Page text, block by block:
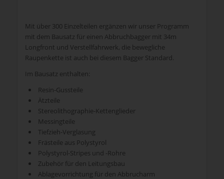
Mit über 300 Einzelteilen ergänzen wir unser Programm
mit dem Bausatz für einen Abbruchbagger mit 34m
Longfront und Verstellfahrwerk, die bewegliche
Raupenkette ist auch bei diesem Bagger Standard.
Im Bausatz enthalten:
Resin-Gussteile
Ätzteile
Stereolithographie-Kettenglieder
Messingteile
Tiefzieh-Verglasung
Frästeile aus Polystyrol
Polystyrol-Stripes und -Rohre
Zubehör für den Leitungsbau
Ablagevorrichtung für den Abbrucharm